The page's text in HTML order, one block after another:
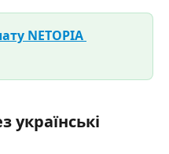
NETOPIA
українські